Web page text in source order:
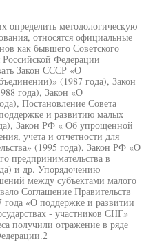
определить методологическую
относятся официальные
как бывшего Советского
Федерации
Закон СССР «О
(1987 года), Закон
года), Закон «О
Постановление Совета
и развитию малых
Закон РФ « Об упрощенной
учета и отчетности для
(1995 года), Закон РФ «О
предпринимательства в
и др. Упорядочению
между субъектами малого
Соглашение Правительств
года «О поддержке и развитии
- участников СНГ»
получили отражение в ряде